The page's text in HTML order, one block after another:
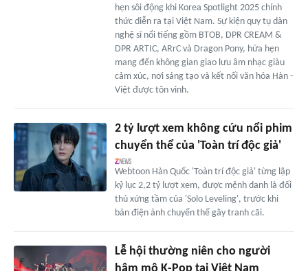
hẹn sôi động khi Korea Spotlight 2025 chính
thức diễn ra tại Việt Nam. Sự kiện quy tụ dàn
nghệ sĩ nổi tiếng gồm BTOB, DPR CREAM &
DPR ARTIC, ARrC và Dragon Pony, hứa hẹn
mang đến không gian giao lưu âm nhạc giàu
cảm xúc, nơi sáng tạo và kết nối văn hóa Hàn -
Việt được tôn vinh.
2 tỷ lượt xem không cứu nổi phim
chuyển thể của 'Toàn trí độc giả'
Webtoon Hàn Quốc 'Toàn trí độc giả' từng lập
kỷ lục 2,2 tỷ lượt xem, được mệnh danh là đối
thủ xứng tầm của 'Solo Leveling', trước khi
bản điện ảnh chuyển thể gây tranh cãi.
Lễ hội thường niên cho người
hâm mộ K-Pop tại Việt Nam